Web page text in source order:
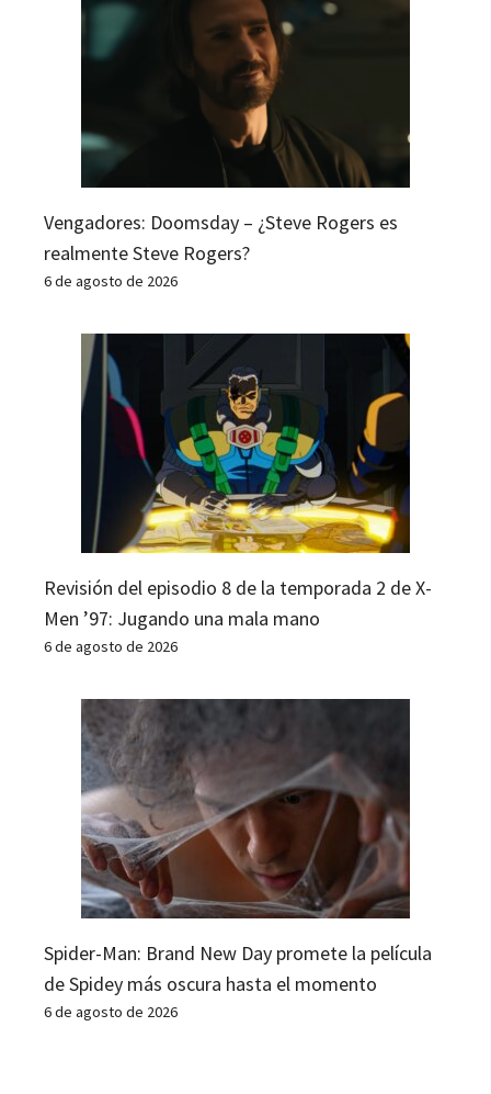
Vengadores: Doomsday – ¿Steve Rogers es
realmente Steve Rogers?
6 de agosto de 2026
Revisión del episodio 8 de la temporada 2 de X-
Men ’97: Jugando una mala mano
6 de agosto de 2026
Spider-Man: Brand New Day promete la película
de Spidey más oscura hasta el momento
6 de agosto de 2026